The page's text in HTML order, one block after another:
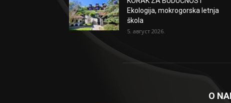
Ekologija, mokrogorska letnja
škola
5. август 2026.
O